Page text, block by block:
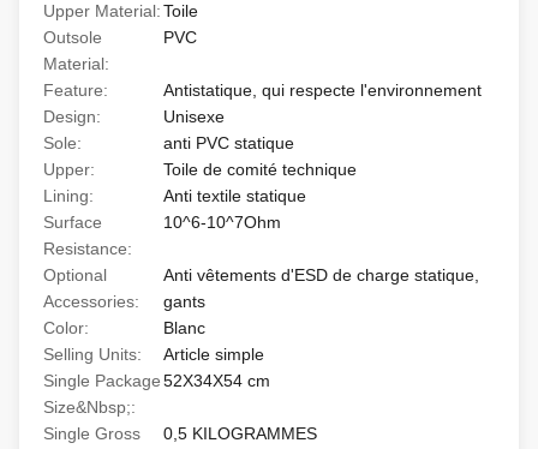
Upper Material:Toile
Outsole
Material:
PVC
Feature:
Antistatique, qui respecte l'environnement
Design:
Unisexe
Sole:
anti PVC statique
Upper:
Toile de comité technique
Lining:
Anti textile statique
Surface
Resistance:
10^6-10^7Ohm
Optional
Accessories:
Anti vêtements d'ESD de charge statique,
gants
Color:
Blanc
Selling Units:
Article simple
Single Package
Size&Nbsp;:
52X34X54 cm
Single Gross
0,5 KILOGRAMMES